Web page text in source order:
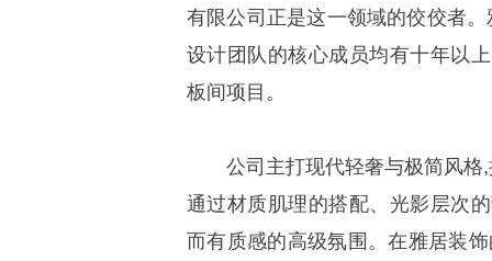
有限公司正是这一领域的佼佼者
设计团队的核心成员均有十年以
板间项目。
公司主打现代轻奢与极简风格
通过材质肌理的搭配、光影层次
而有质感的高级氛围。在雅居装